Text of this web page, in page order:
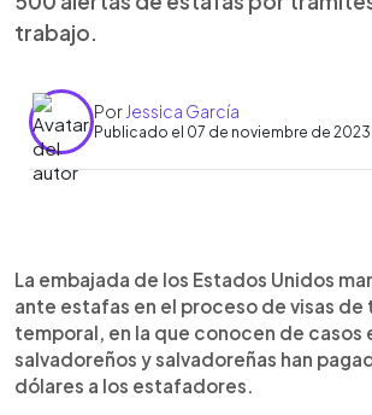
trabajo.
Por Jessica García
Publicado el 07 de noviembre de 2023
► Escuchar artículo
La embajada de los Estados Unidos
ante estafas en el proceso de visas de
temporal, en la que conocen de casos
salvadoreños y salvadoreñas han
dólares a los estafadores.